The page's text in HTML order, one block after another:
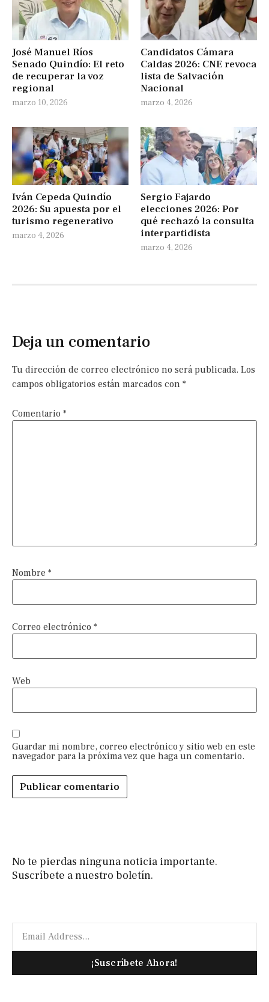
José Manuel Ríos
Senado Quindío: El reto
de recuperar la voz
regional
marzo 10, 2026
Candidatos Cámara
Caldas 2026: CNE revoca
lista de Salvación
Nacional
marzo 4, 2026
Iván Cepeda Quindío
2026: Su apuesta por el
turismo regenerativo
marzo 4, 2026
Sergio Fajardo
elecciones 2026: Por
qué rechazó la consulta
interpartidista
marzo 4, 2026
Deja un comentario
Tu dirección de correo electrónico no será publicada. Los
campos obligatorios están marcados con *
Comentario *
Nombre *
Correo electrónico *
Web
Guardar mi nombre, correo electrónico y sitio web en este
navegador para la próxima vez que haga un comentario.
No te pierdas ninguna noticia importante.
Suscríbete a nuestro boletín.
¡Suscríbete Ahora!